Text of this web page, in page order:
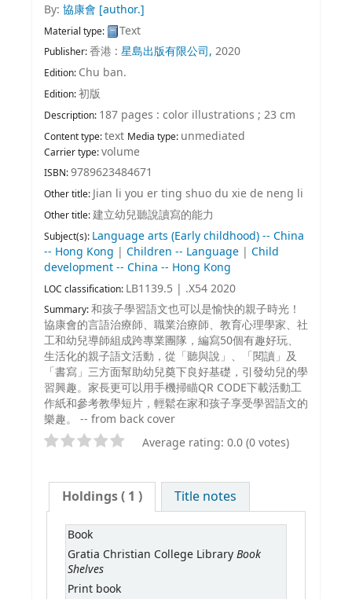
By: 協康會 [author.]
Material type: Text
Publisher:香港 : 星島出版有限公司, 2020
Edition: Chu ban.
Edition:初版
Description: 187 pages : color illustrations ; 23 cm
Content type:text Media type: unmediated
Carrier type:volume
ISBN:9789623484671
Other title: Jian li you er ting shuo du xie de neng li
Other title:建立幼兒聽說讀寫的能力
Subject(s): Language arts (Early childhood) -- China
-- Hong Kong | Children -- Language | Child
development -- China -- Hong Kong
LOC classification: LB1139.5 | .X54 2020
Summary:和孩子學習語文也可以是愉快的親子時光！
協康會的言語治療師、職業治療師、教育心理學家、社
工和幼兒導師組成跨專業團隊，編寫50個有趣好玩、
生活化的親子語文活動，從「聽與說」、「閱讀」及
「書寫」三方面幫助幼兒奠下良好基礎，引發幼兒的學
習興趣。家長更可以用手機掃瞄QR CODE下載活動工
作紙和參考教學短片，輕鬆在家和孩子享受學習語文的
樂趣。 -- from back cover
Average rating: 0.0 (0 votes)
Holdings( 1 ) Title notes
Book
Gratia Christian College Library Book
Shelves
Print book